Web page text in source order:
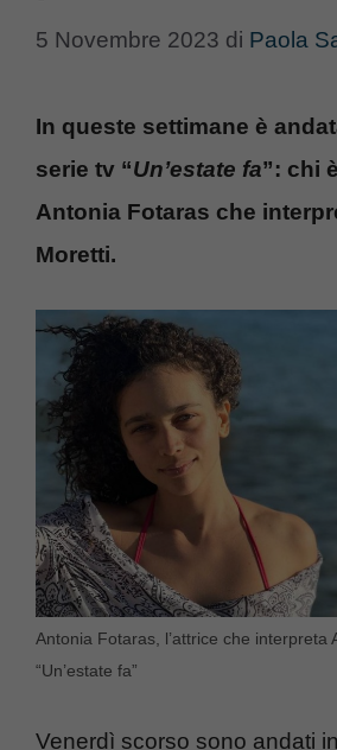
5 Novembre 2023 di Paola
In queste settimane è
serie tv “Un’estate fa”: chi
Antonia Fotaras che
Moretti.
Antonia Fotaras, l’attrice che interpreta
“Un’estate fa”
Venerdì scorso sono andati